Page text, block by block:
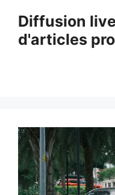
contenu
Diffusion
d'articles